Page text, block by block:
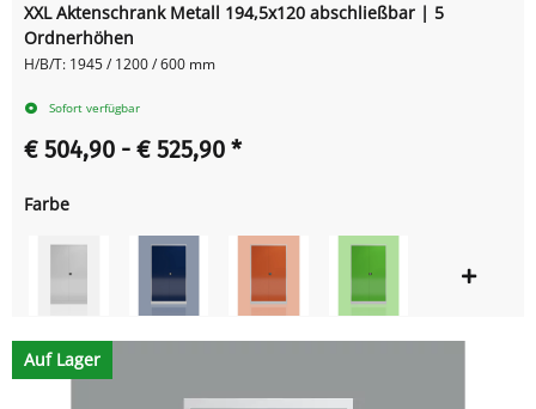
XXL Aktenschrank Metall 194,5x120 abschließbar | 5
Ordnerhöhen
H/B/T: 1945 / 1200 / 600 mm
Sofort verfügbar
€ 504,90 - € 525,90 *
Farbe
Auf Lager